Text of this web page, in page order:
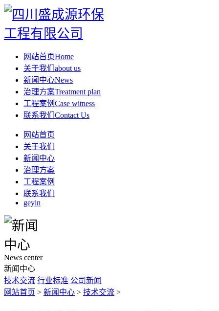
网站首页Home
关于我们 about us
新闻中心News
治理方案Treatment plan
工程案例 Case witness
联系我们 Contact Us
网站首页
关于我们
新闻中心
治理方案
工程案例
联系我们
geyin
News center
新闻中心
技术交流 行业标准 公司新闻
网站首页 > 新闻中心 > 技术交流 >